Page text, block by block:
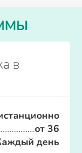
в
от 36
день